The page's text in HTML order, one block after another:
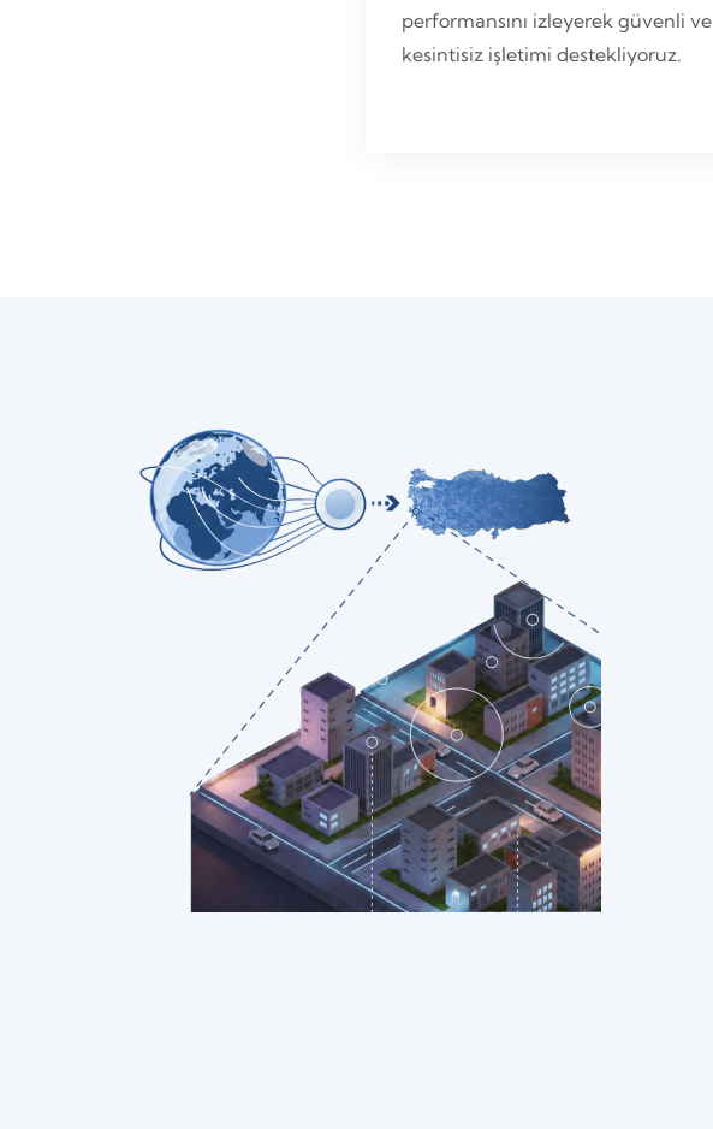
performansını izleyerek güvenli ve
kesintisiz işletimi destekliyoruz.